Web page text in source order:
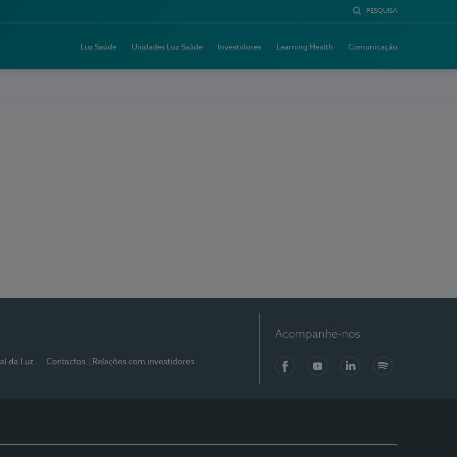
PESQUISA
Luz Saúde Unidades Luz Saúde Investidores Learning Health Comunicação
da Luz Contactos | Relações com investidores
Acompanhe-nos